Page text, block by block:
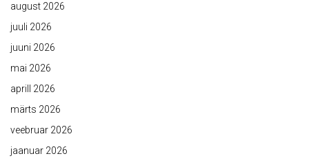
august 2026
juuli 2026
juuni 2026
mai 2026
aprill 2026
märts 2026
veebruar 2026
jaanuar 2026